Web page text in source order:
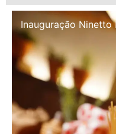
Inauguração Illa Café